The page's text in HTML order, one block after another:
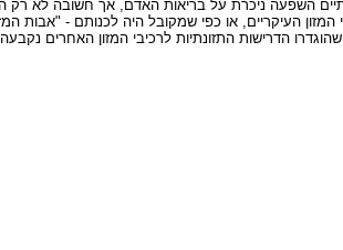
לאדם היא בין 25 ל-35 גרם ליום. לסיבים התזונתיים השפעה ניכרת על
המזון העיקריים, או כפי שמקובל היה לכנותם - "אבות
הדרישות התזונתיות לרכיבי המזון האחרים